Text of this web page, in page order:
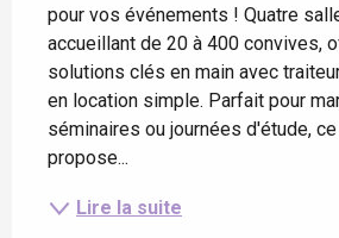
pour vos événements ! Quatre
accueillant de 20 à 400 convives,
solutions clés en main avec
en location simple. Parfait pour
séminaires ou journées d'étude,
propose...
Lire la suite